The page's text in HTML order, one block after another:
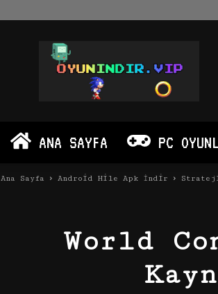
Oyun
İndir
PC
Android
ANA SAYFA PC
Ana Sayfa Android Hile Apk İndir
World